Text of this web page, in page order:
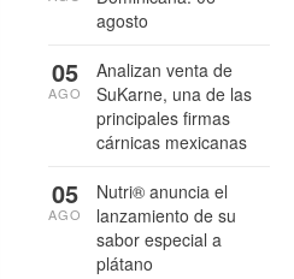
agosto
Analizan venta de
SuKarne, una de las
principales firmas
cárnicas mexicanas
05
AGO
Nutri® anuncia el
lanzamiento de su
sabor especial a
plátano
05
AGO